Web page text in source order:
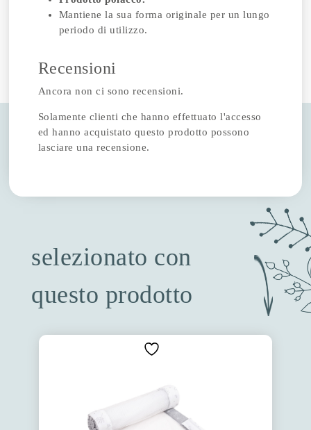
Mantiene la sua forma originale per un lungo
periodo di utilizzo.
Recensioni
Ancora non ci sono recensioni.
Solamente clienti che hanno effettuato l'accesso
ed hanno acquistato questo prodotto possono
lasciare una recensione.
selezionato con
questo prodotto